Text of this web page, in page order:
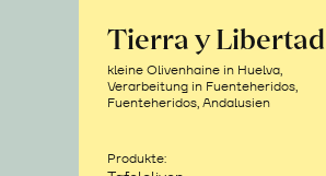
Tierra y Libertad
kleine Olivenhaine in Huelva,
Verarbeitung in Fuenteheridos,
Fuenteheridos, Andalusien
Produkte: